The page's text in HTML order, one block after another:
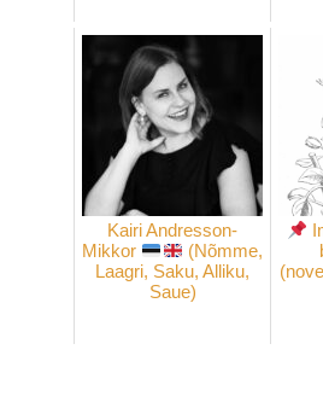
Kairi Andresson-
Mikkor
(Nõmme,
Laagri, Saku, Alliku,
Saue)